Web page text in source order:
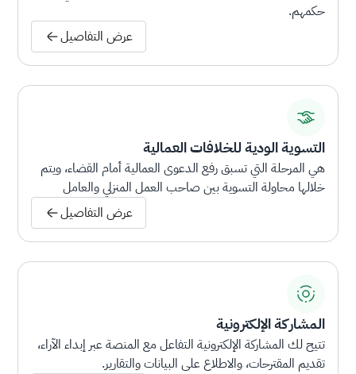
حكمهم.
عرض التفاصيل
التسوية الودية للخلافات العمالية
هي المرحلة التي تسبق رفع الدعوى العمالية أمام القضاء، ويتم
خلالها محاولة التسوية بين صاحب العمل المنزلي والعامل
عرض التفاصيل
المشاركة الإلكترونية
تتيح لك المشاركة الإلكترونية التفاعل مع المنصة عبر إبداء الآراء،
تقديم المقترحات، والاطلاع على البيانات والتقارير.